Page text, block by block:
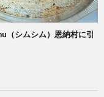
（シムシム）恩納村に引